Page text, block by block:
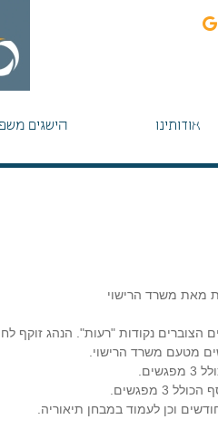
אודותינו הישגים
מאת משרד הרישוי
הצוברים נקודות "רעות". הנהג זוקף
מטעם משרד הרישוי.